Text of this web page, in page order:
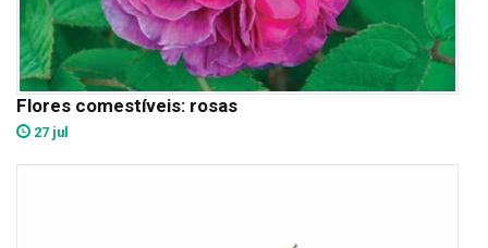
Flores comestíveis: rosas
27 jul